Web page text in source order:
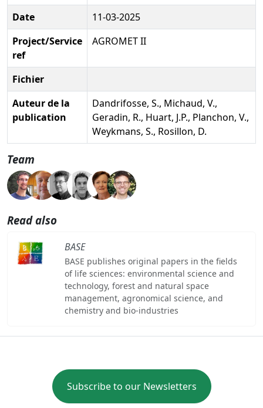
Date
11-03-2025
Project/Service
ref
AGROMET II
Fichier
Auteur de la
publication
Dandrifosse, S., Michaud, V.,
Geradin, R., Huart, J.P., Planchon, V.,
Weykmans, S., Rosillon, D.
Team
Read also
BASE
BASE publishes original papers in the fields
of life sciences: environmental science and
technology, forest and natural space
management, agronomical science, and
chemistry and bio-industries
Subscribe to our Newsletters